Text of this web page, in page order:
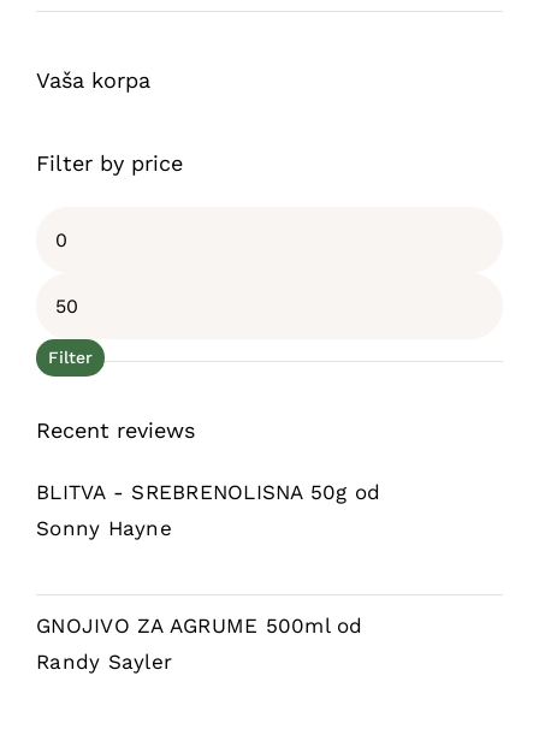
Vaša korpa
Filter by price
Filter
Recent reviews
BLITVA - SREBRENOLISNA 50g od
Sonny Hayne
GNOJIVO ZA AGRUME 500ml od
Randy Sayler